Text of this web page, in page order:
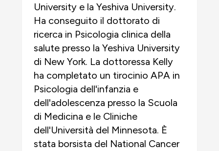
University e la Yeshiva University.
Ha conseguito il dottorato di
ricerca in Psicologia clinica della
salute presso la Yeshiva University
di New York. La dottoressa Kelly
ha completato un tirocinio APA in
Psicologia dell'infanzia e
dell'adolescenza presso la Scuola
di Medicina e le Cliniche
dell'Università del Minnesota. È
stata borsista del National Cancer